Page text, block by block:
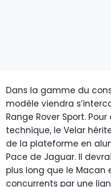
Dans la gamme du
modèle viendra
Range Rover Sport.
technique, le Velar
de la plateforme en
Pace de Jaguar. Il
plus long que le Macan
concurrents par une